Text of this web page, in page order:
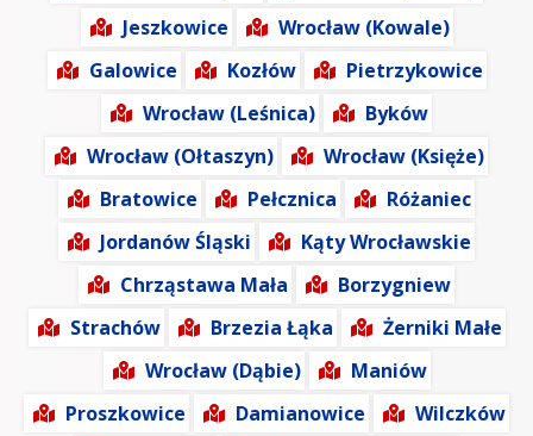
Jeszkowice
Wrocław (Kowale)
Galowice
Kozłów
Pietrzykowice
Wrocław (Leśnica)
Byków
Wrocław (Ołtaszyn)
Wrocław (Księże)
Bratowice
Pełcznica
Różaniec
Jordanów Śląski
Kąty Wrocławskie
Chrząstawa Mała
Borzygniew
Strachów
Brzezia Łąka
Żerniki Małe
Wrocław (Dąbie)
Maniów
Proszkowice
Damianowice
Wilczków